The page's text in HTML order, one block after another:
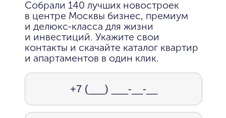
Собрали 140 лучших новостроек
в центре Москвы бизнес, премиум
и делюкс-класса для жизни
и инвестиций. Укажите свои
контакты и скачайте каталог квартир
и апартаментов в один клик.